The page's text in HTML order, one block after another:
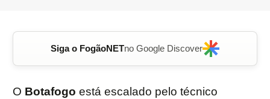
Siga o FogãoNETno Google Discover
O Botafogo está escalado pelo técnico